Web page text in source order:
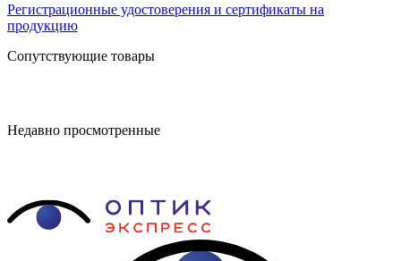
Регистрационные удостоверения и сертификаты на
продукцию
Сопутствующие товары
Недавно просмотренные